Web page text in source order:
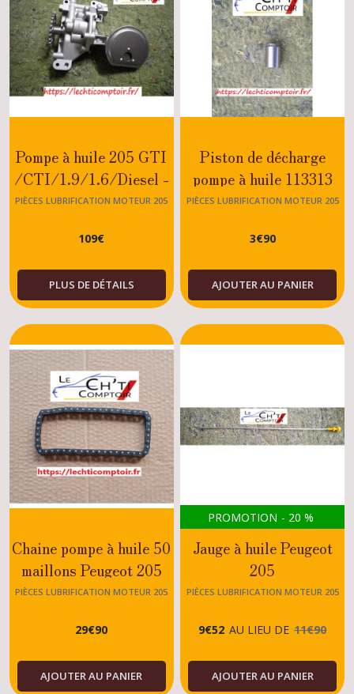
Pompe à huile 205 GTI
/CTI/1.9/1.6/Diesel -
Dturbo/1.7/XU
PIÈCES LUBRIFICATION MOTEUR 205
109€
PLUS DE DÉTAILS
Piston de décharge
pompe à huile 113313
Peugeot 205 GTI-
ESSENCE-XU-TU
PIÈCES LUBRIFICATION MOTEUR 205
3€90
AJOUTER AU PANIER
Chaine pompe à huile 50
maillons Peugeot 205
GTI 1.6 - 1.9
PIÈCES LUBRIFICATION MOTEUR 205
29€90
AJOUTER AU PANIER
PROMOTION - 20 %
Jauge à huile Peugeot
205
Rallye/XS/ROLAND
PIÈCES LUBRIFICATION MOTEUR 205
9€52 AU LIEU DE 11€90
AJOUTER AU PANIER